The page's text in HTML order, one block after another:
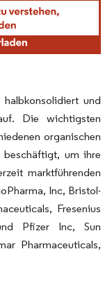
und
Die wichtigsten
organischen
beschäftigt, um ihre
marktführenden
Inc, Bristol-
Fresenius
Pfizer Inc, Sun
Pharmaceuticals,